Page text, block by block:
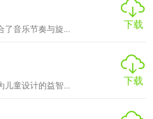
了音乐节奏与旋...
下载
儿童设计的益智...
下载